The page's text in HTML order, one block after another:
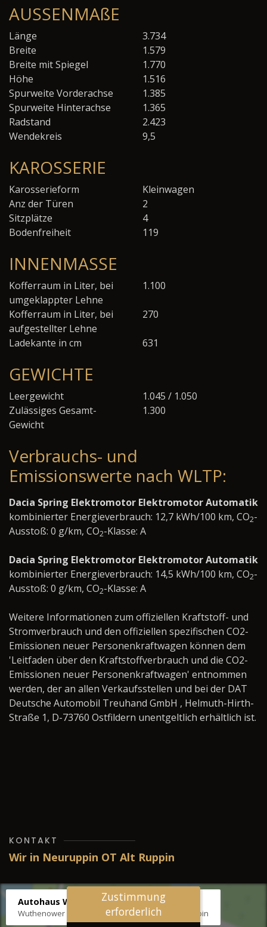
AUSSENMAßE
Länge
3.734
Breite
1.579
Breite mit Spiegel
1.770
Höhe
1.516
Spurweite Vorderachse
1.385
Spurweite Hinterachse
1.365
Radstand
2.423
Wendekreis
9,5
KAROSSERIE
Karosserieform
Kleinwagen
Anz der Türen
2
Sitzplätze
4
Bodenfreiheit
119
INNENMASSE
Kofferraum in Liter, bei
umgeklappter Lehne
1.100
Kofferraum in Liter, bei
aufgestellter Lehne
270
Ladekante in cm 631
GEWICHTE
Leergewicht
1.045 / 1.050
Zulässiges Gesamt-
Gewicht
1.300
Verbrauchs- und
Emissionswerte nach WLTP:
Dacia Spring Elektromotor Elektromotor Automatik
kombinierter Energieverbrauch: 12,7 kWh/100 km, CO2-
Ausstoß: 0 g/km, CO2-Klasse: A
Dacia Spring Elektromotor Elektromotor Automatik
kombinierter Energieverbrauch: 14,5 kWh/100 km, CO2-
Ausstoß: 0 g/km, CO2-Klasse: A
Weitere Informationen zum offiziellen Kraftstoff- und
Stromverbrauch und den offiziellen spezifischen CO2-
Emissionen neuer Personenkraftwagen können dem
'Leitfaden über den Kraftstoffverbrauch und die CO2-
Emissionen neuer Personenkraftwagen' entnommen
werden, der an allen Verkaufsstellen und bei der DAT
Deutsche Automobil Treuhand GmbH , Helmuth-Hirth-
Straße 1, D-73760 Ostfildern unentgeltlich erhältlich ist.
KONTAKT
Wir in Neuruppin OT Alt Ruppin
Autohaus Wernicke
Wuthenower Str. 12b, 16827 Neuruppin OT Alt Ruppin
Zustimmung
erforderlich